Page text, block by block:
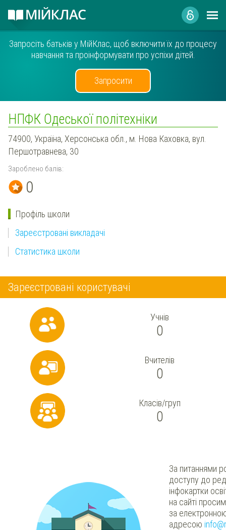
Запросіть батьків у МійКлас, щоб включити їх до процесу
навчання та проінформувати про успіхи дітей.
Запросити
НПФК Одеської політехніки
74900, Україна, Херсонська обл., м. Нова Каховка, вул.
Першотравнева, 30
Зароблено балів:
0
Профіль школи
Зареєстровані викладачі
Статистика школи
Зареєстровані користувачі
Учнів
0
Вчителів
0
Класів/груп
0
За питаннями
доступу до
інфокартки
на сайті
за
адресою